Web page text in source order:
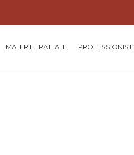
MATERIE TRATTATE PROFESSIONISTI